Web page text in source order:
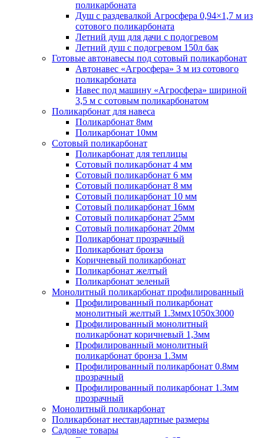
поликарбоната
Душ с раздевалкой Агросфера 0,94×1,7 м из
сотового поликарбоната
Летний душ для дачи с подогревом
Летний душ с подогревом 150л бак
Готовые автонавесы под сотовый поликарбонат
Автонавес «Агросфера» 3 м из сотового
поликарбоната
Навес под машину «Агросфера» шириной
3,5 м с сотовым поликарбонатом
Поликарбонат для навеса
Поликарбонат 8мм
Поликарбонат 10мм
Сотовый поликарбонат
Поликарбонат для теплицы
Сотовый поликарбонат 4 мм
Сотовый поликарбонат 6 мм
Сотовый поликарбонат 8 мм
Сотовый поликарбонат 10 мм
Сотовый поликарбонат 16мм
Сотовый поликарбонат 25мм
Сотовый поликарбонат 20мм
Поликарбонат прозрачный
Поликарбонат бронза
Коричневый поликарбонат
Поликарбонат желтый
Поликарбонат зеленый
Монолитный поликарбонат профилированный
Профилированный поликарбонат
монолитный желтый 1.3ммх1050х3000
Профилированный монолитный
поликарбонат коричневый 1,3мм
Профилированный монолитный
поликарбонат бронза 1.3мм
Профилированный поликарбонат 0.8мм
прозрачный
Профилированный поликарбонат 1.3мм
прозрачный
Монолитный поликарбонат
Поликарбонат нестандартные размеры
Садовые товары